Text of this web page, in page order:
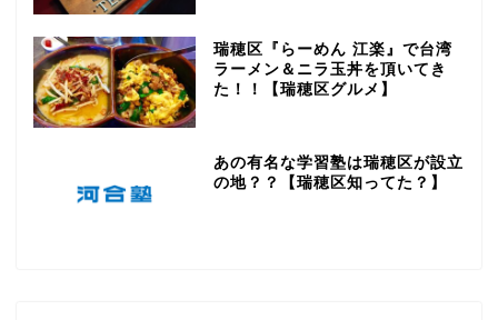
瑞穂区『らーめん 江楽』で台湾
ラーメン＆ニラ玉丼を頂いてき
た！！【瑞穂区グルメ】
あの有名な学習塾は瑞穂区が設立
の地？？【瑞穂区知ってた？】